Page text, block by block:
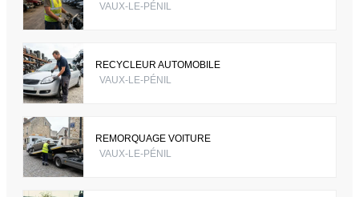
VAUX-LE-PÉNIL
RECYCLEUR AUTOMOBILE
VAUX-LE-PÉNIL
REMORQUAGE VOITURE
VAUX-LE-PÉNIL